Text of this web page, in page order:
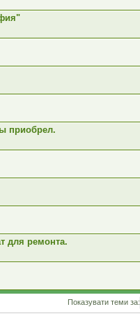
приобрел.
для ремонта.
Показувати теми за: